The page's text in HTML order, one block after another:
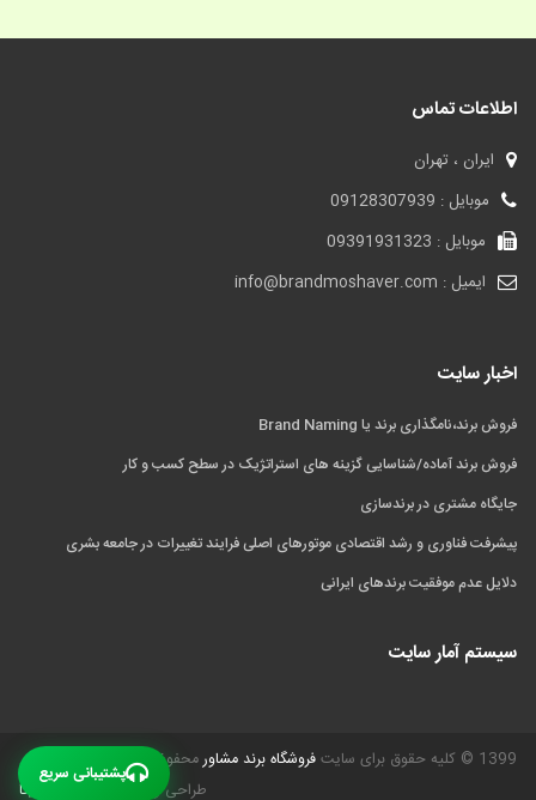
اطلاعات تماس
ایران ، تهران
موبایل : 09128307939
موبایل : 09391931323
ایمیل : info@brandmoshaver.com
اخبار سایت
فروش برند،نامگذاری برند یا Brand Naming
فروش برند آماده/شناسایی گزینه های استراتژیک در سطح کسب و کار
جایگاه مشتری در برندسازی
پیشرفت فناوری و رشد اقتصادی موتورهای اصلی فرایند تغییرات در جامعه بشری
دلایل عدم موفقیت برندهای ایرانی
سیستم آمار سایت
1399 © کلیه حقوق برای سایت فروشگاه برند مشاورمحفوظ است.
طراحی و بهینه سازی
گیـل دیتا
پشتیبانی سریع